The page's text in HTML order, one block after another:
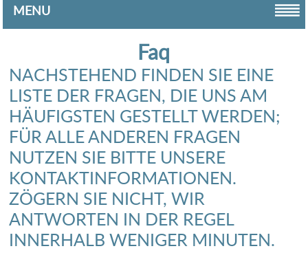
MENU
Faq
NACHSTEHEND FINDEN SIE EINE
LISTE DER FRAGEN, DIE UNS AM
HÄUFIGSTEN GESTELLT WERDEN;
FÜR ALLE ANDEREN FRAGEN
NUTZEN SIE BITTE UNSERE
KONTAKTINFORMATIONEN.
ZÖGERN SIE NICHT, WIR
ANTWORTEN IN DER REGEL
INNERHALB WENIGER MINUTEN.